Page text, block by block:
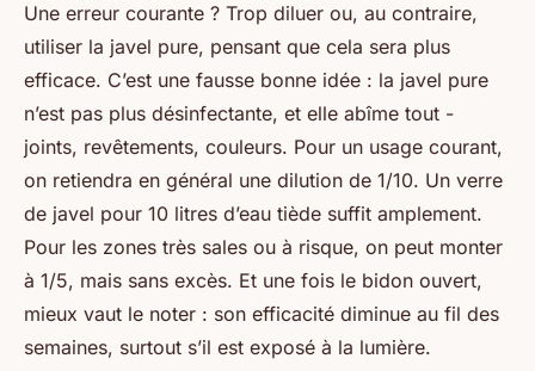
Une erreur courante ? Trop diluer ou, au contraire,
utiliser la javel pure, pensant que cela sera plus
efficace. C’est une fausse bonne idée : la javel pure
n’est pas plus désinfectante, et elle abîme tout -
joints, revêtements, couleurs. Pour un usage courant,
on retiendra en général une dilution de 1/10. Un verre
de javel pour 10 litres d’eau tiède suffit amplement.
Pour les zones très sales ou à risque, on peut monter
à 1/5, mais sans excès. Et une fois le bidon ouvert,
mieux vaut le noter : son efficacité diminue au fil des
semaines, surtout s’il est exposé à la lumière.